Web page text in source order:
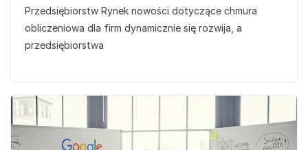
Przedsiębiorstw Rynek nowości dotyczące chmura
obliczeniowa dla firm dynamicznie się rozwija, a
przedsiębiorstwa